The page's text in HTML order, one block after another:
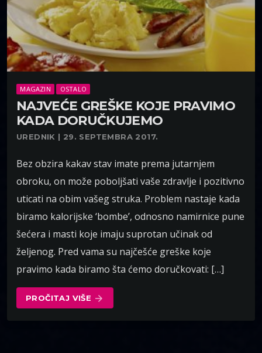
MAGAZIN OSTALO
NAJVEĆE GREŠKE KOJE PRAVIMO
KADA DORUČKUJEMO
UREDNIK | 29. SEPTEMBRA 2017.
Bez obzira kakav stav imate prema jutarnjem
obroku, on može poboljšati vaše zdravlje i pozitivno
uticati na obim vašeg struka. Problem nastaje kada
biramo kalorijske ‘bombe’, odnosno namirnice pune
šećera i masti koje imaju suprotan učinak od
željenog. Pred vama su najčešće greške koje
pravimo kada biramo šta ćemo doručkovati: […]
PROČITAJ VIŠE arrow_forward